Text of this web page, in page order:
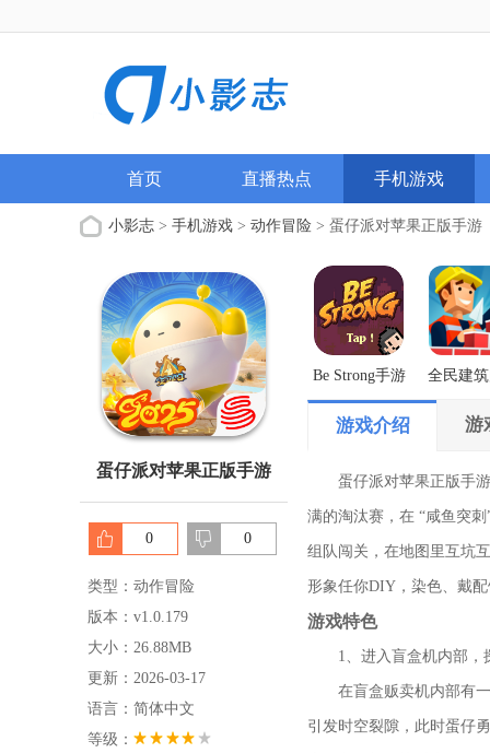
首页 直播热点 手机游戏
小影志 > 手机游戏 > 动作冒险 > 蛋仔派对苹果正版手游
蛋仔派对苹果正版手游
0 0
类型：动作冒险
版本：v1.0.179
大小：26.88MB
更新：2026-03-17
语言：简体中文
等级：
Be Strong手游
全民建
游戏介绍 游
蛋仔派对苹果正版手游
满的淘汰赛，在 “咸鱼突
组队闯关，在地图里互坑
形象任你DIY，染色、戴
游戏特色
1、进入盲盒机内部，
在盲盒贩卖机内部有一
引发时空裂隙，此时蛋仔